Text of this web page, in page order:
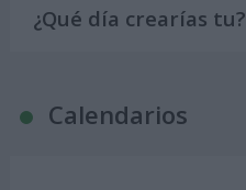
¿Qué día crearías tu?
Calendarios